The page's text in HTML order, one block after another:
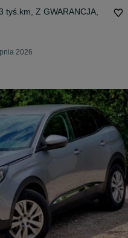
tyś.km, Z GWARANCJA,
2026